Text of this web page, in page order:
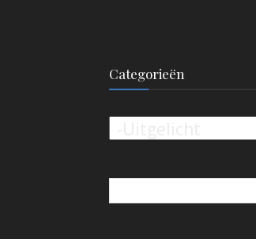
Categorieën
Categorieën